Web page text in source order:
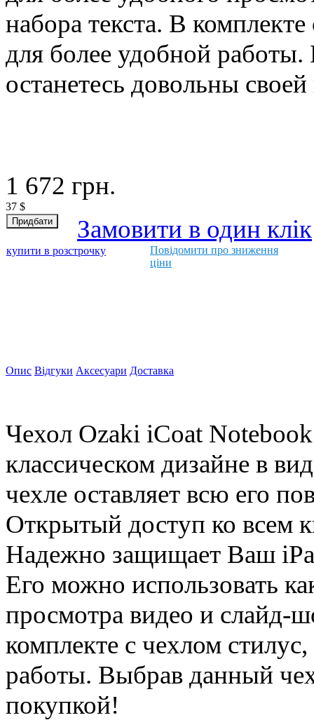
набора текста. В
для более удобной
останетесь довольны
1 672 грн.
37 $
Замовити в один клік
купити в розстрочку
Повідомити про зниження
ціни
Опис Відгуки Аксесуари Доставка
Чехол Ozaki iCoat
классическом дизайне в
чехле оставляет всю его
Открытый доступ ко всем
Надежно защищает Ваш
Его можно использовать
просмотра видео и слайд-
комплекте с чехлом
работы. Выбрав данный
покупкой!